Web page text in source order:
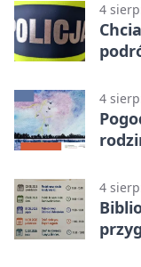
4
4
4